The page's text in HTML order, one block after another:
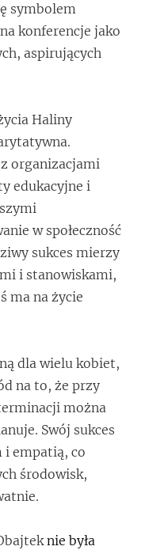
symbolem
konferencje jako
aspirujących
Haliny
organizacjami
edukacyjne i
w społeczność
sukces mierzy
i stanowiskami,
ma na życie
dla wielu kobiet,
na to, że przy
można
Swój sukces
i empatią, co
środowisk,
nie była